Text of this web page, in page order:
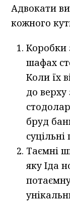
Адвокати
кожного
Коробки
шафах
Коли їх
до
бруд
Таємні
яку Іда